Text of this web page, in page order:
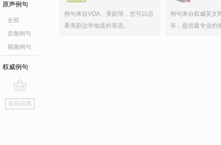
原声例句
全部
音频例句
视频例句
权威例句
go
top
返回词典
例句来自VOA、美剧等，您可以边
看美剧边学地道的美语。
例句来自权威英文
等，提供最专业的